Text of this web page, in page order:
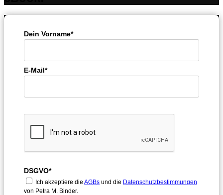
Dein Vorname*
E-Mail*
DSGVO*
Ich akzeptiere die AGBs und die Datenschutzbestimmungen
von Petra M. Binder.